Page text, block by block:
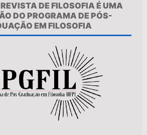
DE FILOSOFIA É UMA
DO PROGRAMA DE PÓS-
EM FILOSOFIA